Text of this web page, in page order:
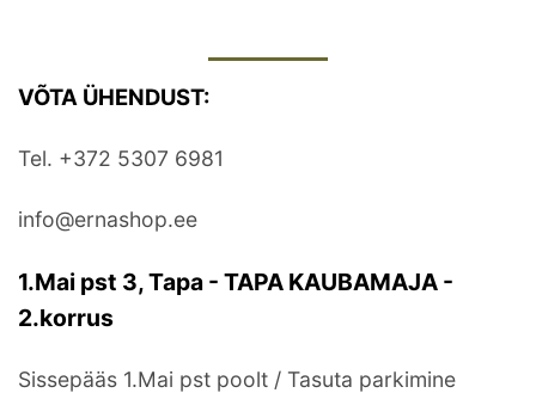
VÕTA ÜHENDUST:
Tel. +372 5307 6981
info@ernashop.ee
1.Mai pst 3, Tapa - TAPA KAUBAMAJA -
2.korrus
Sissepääs 1.Mai pst poolt / Tasuta parkimine